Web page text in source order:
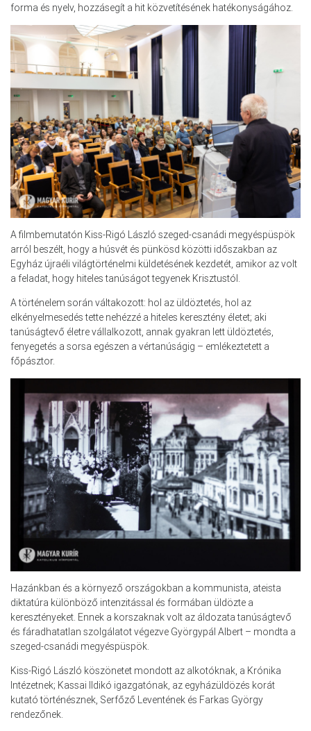
forma és nyelv, hozzásegít a hit közvetítésének hatékonyságához.
A filmbemutatón Kiss-Rigó László szeged-csanádi megyéspüspök
arról beszélt, hogy a húsvét és pünkösd közötti időszakban az
Egyház újraéli világtörténelmi küldetésének kezdetét, amikor az volt
a feladat, hogy hiteles tanúságot tegyenek Krisztustól.
A történelem során váltakozott: hol az üldöztetés, hol az
elkényelmesedés tette nehézzé a hiteles keresztény életet; aki
tanúságtevő életre vállalkozott, annak gyakran lett üldöztetés,
fenyegetés a sorsa egészen a vértanúságig – emlékeztetett a
főpásztor.
Hazánkban és a környező országokban a kommunista, ateista
diktatúra különböző intenzitással és formában üldözte a
keresztényeket. Ennek a korszaknak volt az áldozata tanúságtevő
és fáradhatatlan szolgálatot végezve Györgypál Albert – mondta a
szeged-csanádi megyéspüspök.
Kiss-Rigó László köszönetet mondott az alkotóknak, a Krónika
Intézetnek; Kassai Ildikó igazgatónak, az egyházüldözés korát
kutató történésznek, Serfőző Leventének és Farkas György
rendezőnek.